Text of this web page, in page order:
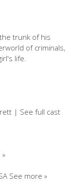
trunk of his
of criminals,
life.
| See full cast
See more »